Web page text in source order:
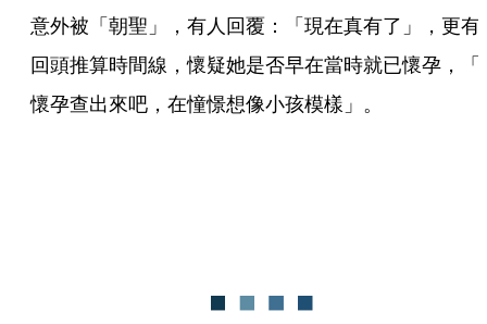
意外被「朝聖」，有人回覆：「現在真有了」，更有
回頭推算時間線，懷疑她是否早在當時就已懷孕，「
懷孕查出來吧，在憧憬想像小孩模樣」。